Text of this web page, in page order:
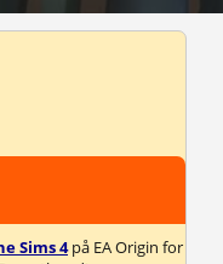
Sims 4på EA Origin for